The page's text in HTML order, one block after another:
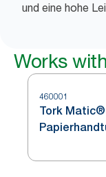
und eine hohe
Works with
460001
Tork